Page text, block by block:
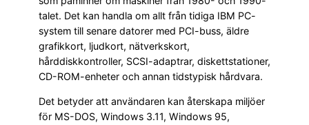
talet. Det kan handla om allt från tidiga IBM PC-
system till senare datorer med PCI-buss, äldre
grafikkort, ljudkort, nätverkskort,
hårddiskkontroller, SCSI-adaptrar, diskettstationer,
CD-ROM-enheter och annan tidstypisk hårdvara.
Det betyder att användaren kan återskapa miljöer
för MS-DOS, Windows 3.11, Windows 95,